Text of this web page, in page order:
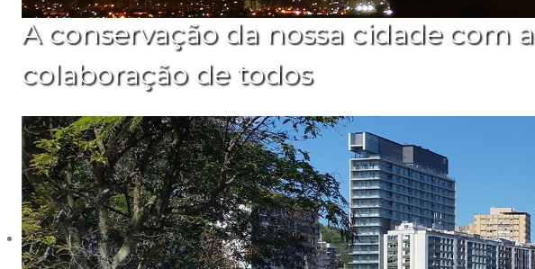
A conservação da nossa cidade com a
colaboração de todos